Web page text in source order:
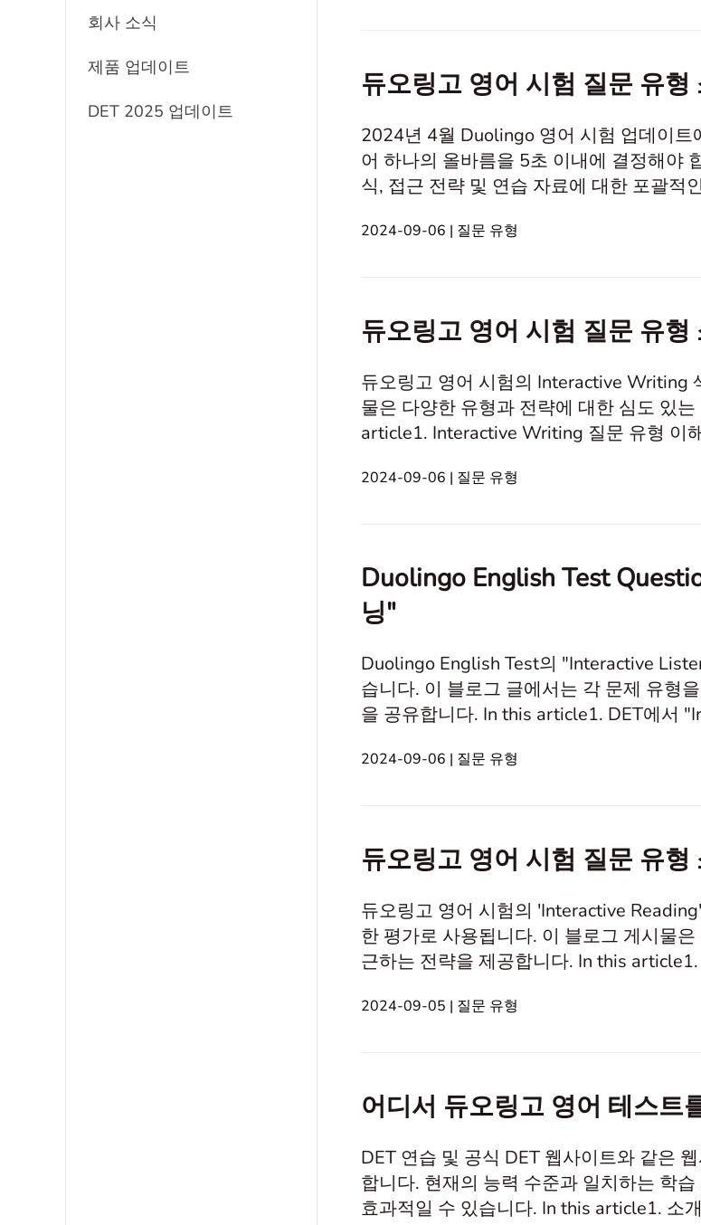
회사 소식
제품 업데이트
DET 2025 업데이트
듀오링고 영어 시험 질문 유
2024년 4월 Duolingo 영어 시험 업데이
어 하나의 올바름을 5초 이내에 결정해야
식, 접근 전략 및 연습 자료에 대한 포괄적인 개요를 제공합니
에 표시된 단어가 유효한 영어 단어인지 5
2024-09-06 | 질문 유형
듀오링고 영어 시험 질문 유
듀오링고 영어 시험의 Interactive Writing
물은 다양한 유형과 전략에 대한 심도 있
article1. Interactive Writing 질문 유형 이
분으로 구성됩니다. 첫 번째 부분에서는 주
2024-09-06 | 질문 유형
Duolingo English Test
닝"
Duolingo English Test의 "Interactive
습니다. 이 블로그 글에서는 각 문제 유형
을 공유합니다. In this article1. DET에서
"Interactive Listening" 문제 유
2024-09-06 | 질문 유형
듀오링고 영어 시험 질문 유
듀오링고 영어 시험의 'Interactive
한 평가로 사용됩니다. 이 블로그 게시물
근하는 전략을 제공합니다. In this
은 더 몰입감 있는 방법으로 읽기 이해력을
2024-09-05 | 질문 유형
어디서 듀오링고 영어 테스트
DET 연습 및 공식 DET 웹사이트와 같은
합니다. 현재의 능력 수준과 일치하는 학
효과적일 수 있습니다. In this article1. 소